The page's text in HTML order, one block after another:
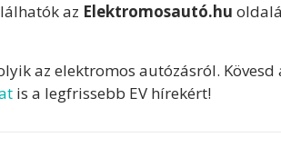
az Elektromosautó.hu
az elektromos autózásról. Kövesd
is a legfrissebb EV hírekért!